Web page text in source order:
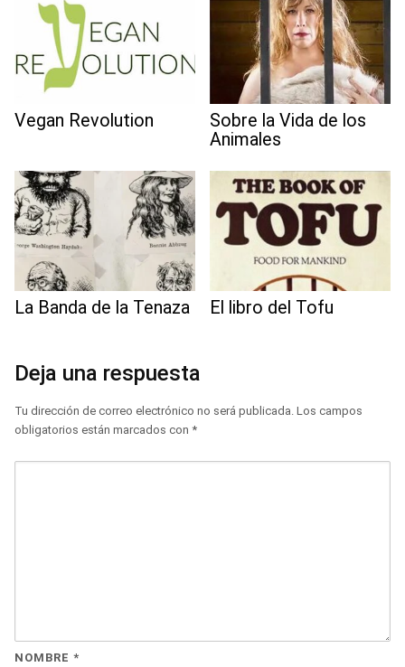
Vegan Revolution
Sobre la Vida de los
Animales
La Banda de la Tenaza El libro del Tofu
Deja una respuesta
Tu dirección de correo electrónico no será publicada. Los campos
obligatorios están marcados con *
NOMBRE *